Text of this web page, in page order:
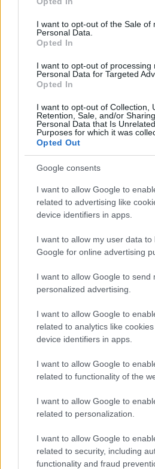
use your data for below specified
consent section.
I want to opt-out of the Sale of
Personal Data.
Opted In
I want to opt-out of processing
Personal Data for Targeted
Opted In
I want to opt-out of Collection,
Retention, Sale, and/or
Personal Data that Is
Purposes for which it was
Opted Out
Google consents
I want to allow Google to
related to advertising like
device identifiers in apps.
I want to allow my user data to
Google for online advertising
I want to allow Google to send
personalized advertising.
I want to allow Google to
related to analytics like
device identifiers in apps.
I want to allow Google to
related to functionality of the
I want to allow Google to
related to personalization.
I want to allow Google to
related to security, including
functionality and fraud
Andrea
Andrea Conforti,
trasforma dati e clip in
quando annotò la
quell'appunto nacque
che propugna
critico. Dettaglio unico:
allenatore under15 al
Continua a leggere